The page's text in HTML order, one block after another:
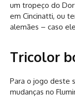
um tropeço do
em Cincinatti, ou
alemães – caso
Tricolor
Para o jogo deste
mudanças no